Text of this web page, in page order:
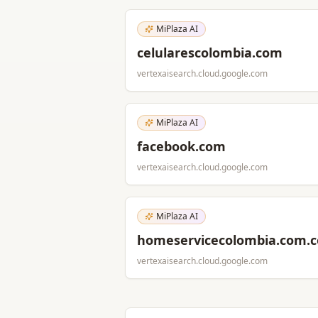
MiPlaza AI
celularescolombia.com
vertexaisearch.cloud.google.com
MiPlaza AI
facebook.com
vertexaisearch.cloud.google.com
MiPlaza AI
vertexaisearch.cloud.google.com